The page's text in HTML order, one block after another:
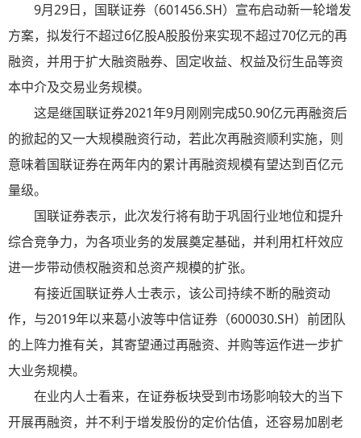
9月29日，国联证券（601456.SH）宣布启动新一轮增发
方案，拟发行不超过6亿股A股股份来实现不超过70亿元的再
融资，并用于扩大融资融券、固定收益、权益及衍生品等资
本中介及交易业务规模。
这是继国联证券2021年9月刚刚完成50.90亿元再融资后
的掀起的又一大规模融资行动，若此次再融资顺利实施，则
意味着国联证券在两年内的累计再融资规模有望达到百亿元
量级。
国联证券表示，此次发行将有助于巩固行业地位和提升
综合竞争力，为各项业务的发展奠定基础，并利用杠杆效应
进一步带动债权融资和总资产规模的扩张。
有接近国联证券人士表示，该公司持续不断的融资动
作，与2019年以来葛小波等中信证券（600030.SH）前团队
的上阵力推有关，其寄望通过再融资、并购等运作进一步扩
大业务规模。
在业内人士看来，在证券板块受到市场影响较大的当下
开展再融资，并不利于增发股份的定价估值，还容易加剧老